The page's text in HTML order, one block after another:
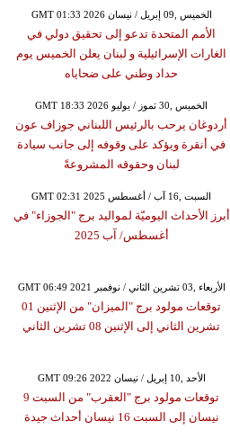
GMT 01:33 2026 الخميس ,09 إبريل / نيسان
الأمم المتحدة تدعو إلى تحقيق دولي في
الغارات الإسرائيلية و لبنان يعلن الخميس يوم
حداد وطني على ضحاياه
GMT 18:33 2026 الخميس ,30 تموز / يوليو
أردوغان يرحب بالرئيس اللبناني جوزاف عون
في أنقرة ويؤكد على وقوفه إلى جانب سيادة
لبنان وحقوقه المشروعةً
GMT 02:31 2025 السبت ,16 آب / أغسطس
أبرز الأحداث اليوميّة لمواليد برج "الجوزاء" في
أغسطس/ آب 2025
GMT 06:49 2021 الأربعاء ,03 تشرين الثاني / نوفمبر
توقعات مولود برج "الميزان" من الإثنين 01
تشرين الثاني إلى الإثنين 08 تشرين الثاني
GMT 09:26 2022 الأحد ,10 إبريل / نيسان
توقعات مولود برج "العقرب" من السبت 9
نيسان إلى السبت 16 نيسان أحداث جيدة